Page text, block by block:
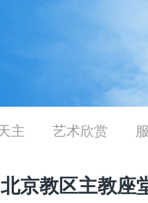
主 艺术欣赏
京教区主教座